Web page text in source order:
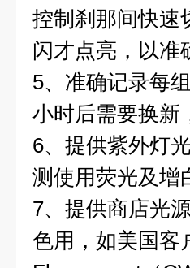
控制刹那间快速
闪才点亮，以准
5、准确记录每
小时后需要换新
6、提供紫外灯
测使用荧光及增
7、提供商店光
色用，如美国客